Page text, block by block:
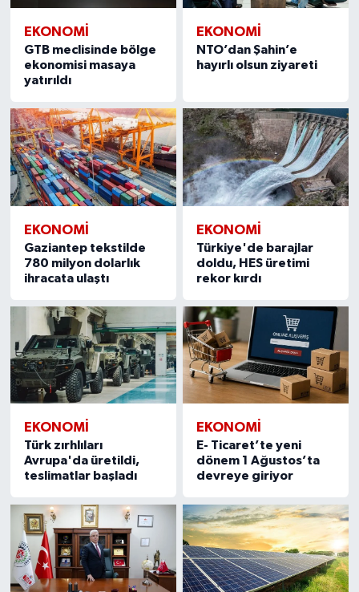
EKONOMI
GTB meclisinde bölge
ekonomisi masaya
yatırıldı
EKONOMI
NTO’dan Şahin’e
hayırlı olsun ziyareti
EKONOMI
Gaziantep tekstilde
780 milyon dolarlık
ihracata ulaştı
EKONOMI
Türkiye'de barajlar
doldu, HES üretimi
rekor kırdı
EKONOMI
Türk zırhlıları
Avrupa'da üretildi,
teslimatlar başladı
EKONOMI
E- Ticaret’te yeni
dönem 1 Ağustos’ta
devreye giriyor